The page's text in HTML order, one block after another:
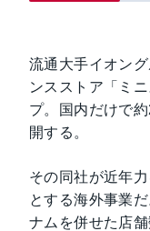
流通大手イオン
ンスストア「ミ
プ。国内だけで
開する。
その同社が近年
とする海外事業
ナムを併せた店